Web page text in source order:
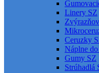
Linery SZ
Ceruzky
Náplne
Gumy SZ
Strúhadlá